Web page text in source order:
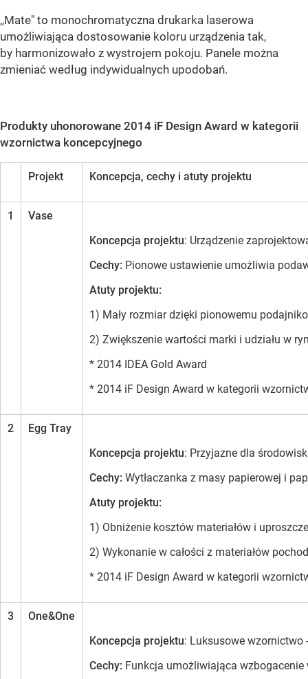
,,Mate" to monochromatyczna drukarka laserowa
umożliwiająca dostosowanie koloru urządzenia tak,
by harmonizowało z wystrojem pokoju. Panele można
zmieniać według indywidualnych upodobań.
Produkty uhonorowane 2014 iF Design Award w kategorii
wzornictwa koncepcyjnego
Projekt Koncepcja, cechy i atuty projektu
1
Vase
Koncepcja projektu: Urządzenie
Cechy: Pionowe ustawienie umożliwia
Atuty projektu:
1) Mały rozmiar dzięki pionowemu
2) Zwiększenie wartości marki i udziału w
* 2014 IDEA Gold Award
* 2014 iF Design Award w kategorii
2
Egg Tray
Koncepcja projektu: Przyjazne dla
Cechy: Wytłaczanka z masy papierowej i
Atuty projektu:
1) Obniżenie kosztów materiałów i
2) Wykonanie w całości z materiałów
* 2014 iF Design Award w kategorii
3
One&One
Koncepcja projektu: Luksusowe wzornictwo
Cechy: Funkcja umożliwiająca